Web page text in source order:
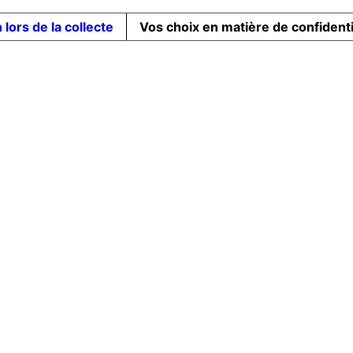
lors de la collecte Vos choix en matière de